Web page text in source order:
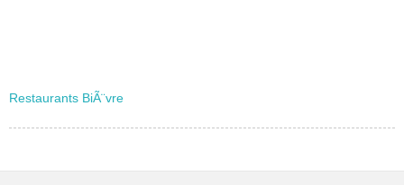
Restaurants BiÃ¨vre